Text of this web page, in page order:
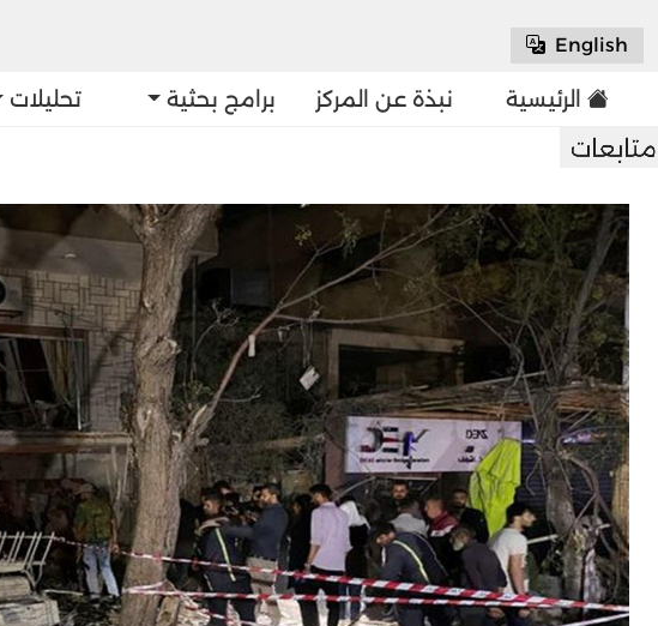
English
الرئيسية نبذة عن المركز برامج بحثية تحليلات